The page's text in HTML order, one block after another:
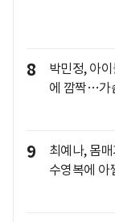
8
박민정, 아
에 깜짝…가
9
최예나, 몸
수영복에 아